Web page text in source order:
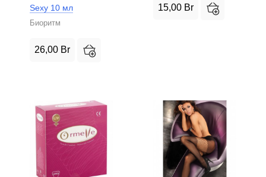
Sexy 10 мл
Биоритм
26,00 Br
15,00 Br